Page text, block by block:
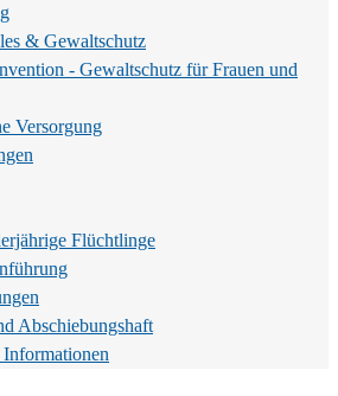
& Gewaltschutz
- Gewaltschutz für Frauen und
Versorgung
Flüchtlinge
Abschiebungshaft